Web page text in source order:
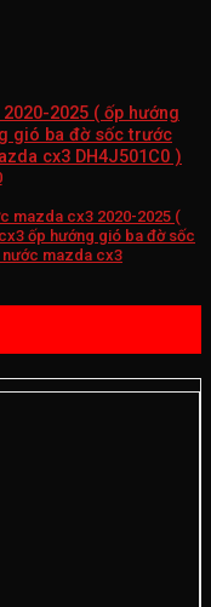
2025 ( ốp hướng
gió ba đờ sốc trước
cx3 DH4J501C0 )
mazda cx3 2020-2025 (
ốp hướng gió ba đờ sốc
mazda cx3